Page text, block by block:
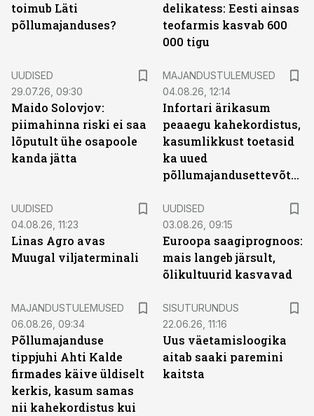
toimub Läti
põllumajanduses?
delikatess: Eesti ainsas
teofarmis kasvab 600
000 tigu
UUDISED
29.07.26, 09:30
Maido Solovjov:
piimahinna riski ei saa
lõputult ühe osapoole
kanda jätta
MAJANDUSTULEMUSED
04.08.26, 12:14
Infortari ärikasum
peaaegu kahekordistus,
kasumlikkust toetasid
ka uued
põllumajandusettevõtted
UUDISED
04.08.26, 11:23
Linas Agro avas
Muugal viljaterminali
UUDISED
03.08.26, 09:15
Euroopa saagiprognoos:
mais langeb järsult,
õlikultuurid kasvavad
MAJANDUSTULEMUSED
06.08.26, 09:34
Põllumajanduse
tippjuhi Ahti Kalde
firmades käive üldiselt
kerkis, kasum samas
nii kahekordistus kui
SISUTURUNDUS
22.06.26, 11:16
Uus väetamisloogika
aitab saaki paremini
kaitsta